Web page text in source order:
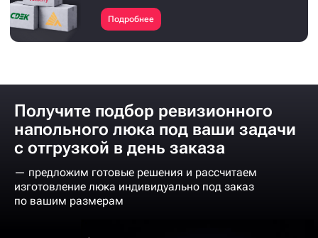
Подробнее
Получите подбор ревизионного
напольного люка под ваши задачи
с отгрузкой в день заказа
— предложим готовые решения и рассчитаем
изготовление люка индивидуально под заказ
по вашим размерам